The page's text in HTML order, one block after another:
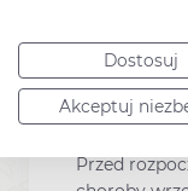
Dostosuj
Akceptuj
może
Przed